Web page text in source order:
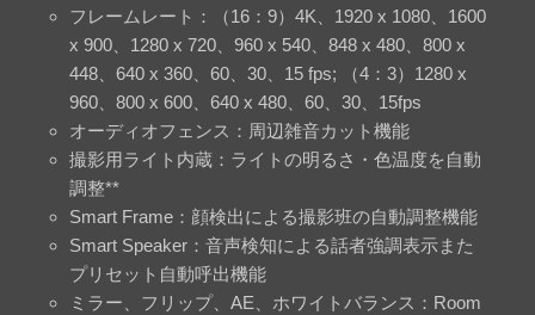
フレームレート：（16：9）4K、1920 x 1080、1600
x 900、1280 x 720、960 x 540、848 x 480、800 x
448、640 x 360、60、30、15 fps; （4：3）1280 x
960、800 x 600、640 x 480、60、30、15fps
オーディオフェンス：周辺雑音カット機能
撮影用ライト内蔵：ライトの明るさ・色温度を自動
調整**
Smart Frame：顔検出による撮影班の自動調整機能
Smart Speaker：音声検知による話者強調表示また
プリセット自動呼出機能
ミラー、フリップ、AE、ホワイトバランス：Room